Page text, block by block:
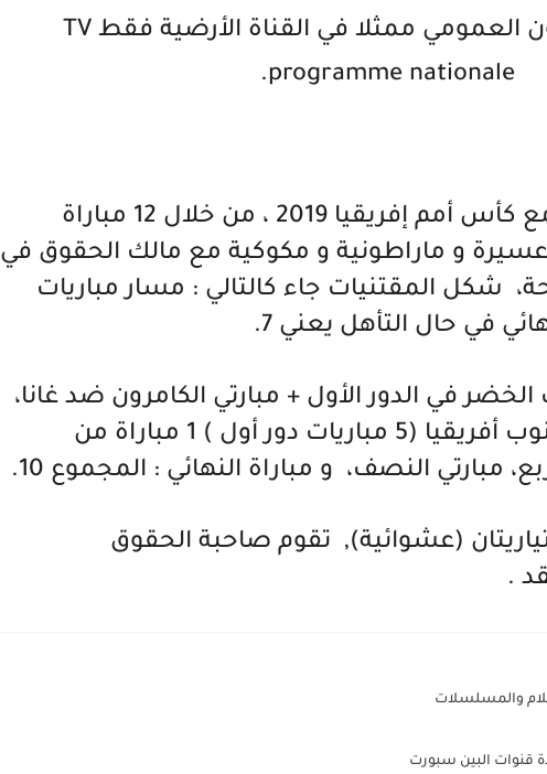
-رسميا التلفزيون العمومي ممثلا في القناة الأرضية فقط TV
programme nationale.
ستكون في الموعد مع كأس أمم إفريقيا 2019 ، من خلال 12 مباراة
و ماراطونية و مكوكية مع مالك الحقوق في
شكل المقتنيات جاء كالتالي : مسار مباريات
في حال التأهل يعني 7.
3 مباريات الخضر في الدور الأول + مبارتي الكامرون ضد غانا،
و الكوت ديفوار ضد جنوب أفريقيا (5 مباريات دور أول ) 1 مباراة من
(عشوائية), تقوم صاحبة الحقوق
.
والمسلسلات
قنوات البين سبورت